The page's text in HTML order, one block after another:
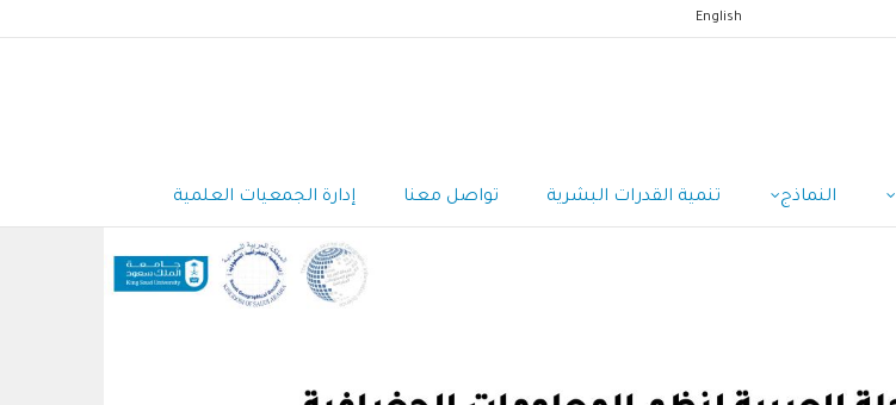
English
النماذج تنمية القدرات البشرية تواصل معنا إدارة الجمعيات العلمية